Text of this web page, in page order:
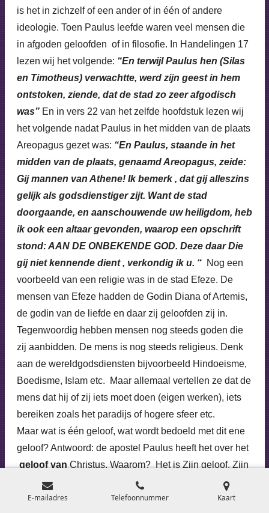
is het in zichzelf of een ander of in één of andere
ideologie. Toen Paulus leefde waren veel mensen die
in afgoden geloofden of in filosofie. In Handelingen 17
lezen wij het volgende: “En terwijl Paulus hen (Silas
en Timotheus) verwachtte, werd zijn geest in hem
ontstoken, ziende, dat de stad zo zeer afgodisch
was”En in vers 22 van het zelfde hoofdstuk lezen wij
het volgende nadat Paulus in het midden van de plaats
Areopagus gezet was: “En Paulus, staande in het
midden van de plaats, genaamd Areopagus, zeide:
Gij mannen van Athene! Ik bemerk , dat gij alleszins
gelijk als godsdienstiger zijt. Want de stad
doorgaande, en aanschouwende uw heiligdom, heb
ik ook een altaar gevonden, waarop een opschrift
stond: AAN DE ONBEKENDE GOD. Deze daar Die
gij niet kennende dient , verkondig ik u. “ Nog een
voorbeeld van een religie was in de stad Efeze. De
mensen van Efeze hadden de Godin Diana of Artemis,
de godin van de liefde en daar zij geloofden zij in.
Tegenwoordig hebben mensen nog steeds goden die
zij aanbidden. De mens is nog steeds religieus. Denk
aan de wereldgodsdiensten bijvoorbeeld Hindoeisme,
Boedisme, Islam etc. Maar allemaal vertellen ze dat de
mens dat hij of zij iets moet doen (eigen werken), iets
bereiken zoals het paradijs of hogere sfeer etc.
Maar wat is één geloof, wat wordt bedoeld met dit ene
geloof? Antwoord: de apostel Paulus heeft het over het
geloof vanChristus. Waarom? Het is Zijn geloof, Zijn
getrouwheid aan de Vader wat ons heeft gered. God
heeft de wereld met Zichzelf verzoend . In 2 Korinthe
E-mailadres Telefoonnummer Kaart